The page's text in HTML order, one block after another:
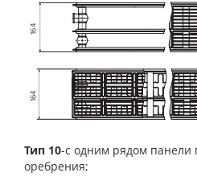
Тип 10-с одним рядом панели
оребрения;